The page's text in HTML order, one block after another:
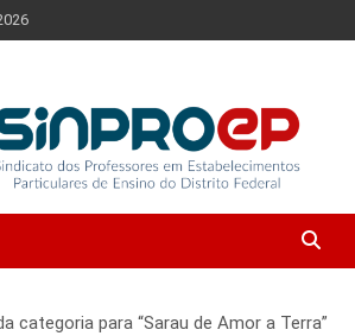
categoria para “Sarau de Amor a Terra”